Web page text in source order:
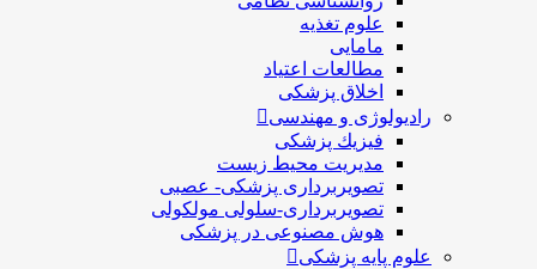
علوم تغذیه
مامایی
مطالعات اعتیاد
اخلاق پزشکی
رادیولوژی و مهندسی
فيزيك پزشکی
مدیریت محیط زیست
تصویربرداری پزشکی- عصبی
تصویربرداری-سلولی مولکولی
هوش مصنوعی در پزشکی
علوم پایه پزشکی